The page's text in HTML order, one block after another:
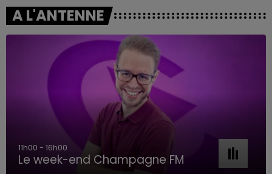
A L'ANTENNE
11h00 - 16h00
Le week-end Champagne FM